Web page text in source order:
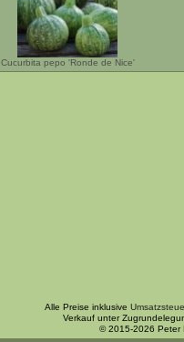
Cucurbita pepo 'Ronde de Nice'
Alle Preise inklusive
Verkauf unter
© 2015-2026 Peter